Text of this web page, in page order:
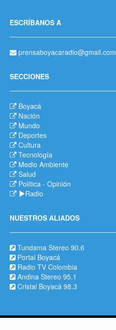
ESCRÍBANOS A
prensaboyacaradio@gmail.com
SECCIONES
Boyacá
Nación
Mundo
Deportes
Cultura
Tecnología
Medio Ambiente
Salud
Política - Opinión
Radio
NUESTROS ALIADOS
Tundama Stereo 90.6
Portal Boyacá
Radio TV Colombia
Andina Stereo 95.1
Cristal Boyacá 98.3